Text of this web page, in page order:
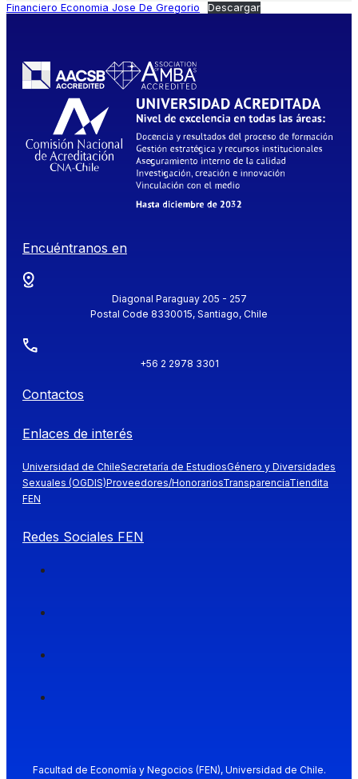
Financiero Economia Jose De Gregorio Descargar
Encuéntranos en
Diagonal Paraguay 205 - 257
Postal Code 8330015, Santiago, Chile
+56 2 2978 3301
Contactos
Enlaces de interés
Universidad de ChileSecretaría de EstudiosGénero y Diversidades
Sexuales (OGDIS)Proveedores/HonorariosTransparenciaTiendita
FEN
Redes Sociales FEN
Facultad de Economía y Negocios (FEN), Universidad de Chile.